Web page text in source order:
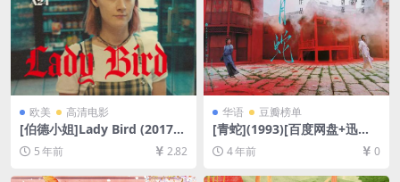
欧美 高清电影
[伯德小姐]Lady Bird (2017)
[百度网盘+迅雷云盘资源1080
P超清未删减][MP4/5.9GB][中
英字幕]
5 年前 2.82
华语 豆瓣榜单
[青蛇](1993)[百度网盘+迅雷
云盘资源1080P超清未删减]
[MP4/7.2GB][粤语中字]
4 年前 0